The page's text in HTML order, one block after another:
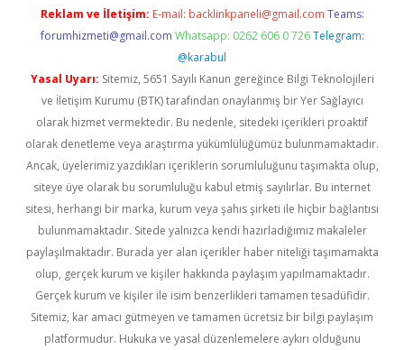
Reklam ve İletişim: E-mail: backlinkpaneli@gmail.com Teams:
forumhizmeti@gmail.com Whatsapp: 0262 606 0 726 Telegram:
@karabul
Yasal Uyarı: Sitemiz, 5651 Sayılı Kanun gereğince Bilgi Teknolojileri
ve İletişim Kurumu (BTK) tarafından onaylanmış bir Yer Sağlayıcı
olarak hizmet vermektedir. Bu nedenle, sitedeki içerikleri proaktif
olarak denetleme veya araştırma yükümlülüğümüz bulunmamaktadır.
Ancak, üyelerimiz yazdıkları içeriklerin sorumluluğunu taşımakta olup,
siteye üye olarak bu sorumluluğu kabul etmiş sayılırlar. Bu internet
sitesi, herhangi bir marka, kurum veya şahıs şirketi ile hiçbir bağlantısı
bulunmamaktadır. Sitede yalnızca kendi hazırladığımız makaleler
paylaşılmaktadır. Burada yer alan içerikler haber niteliği taşımamakta
olup, gerçek kurum ve kişiler hakkında paylaşım yapılmamaktadır.
Gerçek kurum ve kişiler ile isim benzerlikleri tamamen tesadüfidir.
Sitemiz, kar amacı gütmeyen ve tamamen ücretsiz bir bilgi paylaşım
platformudur. Hukuka ve yasal düzenlemelere aykırı olduğunu